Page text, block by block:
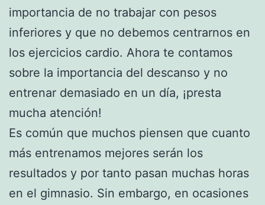
importancia de no trabajar con pesos
inferiores y que no debemos centrarnos en
los ejercicios cardio. Ahora te contamos
sobre la importancia del descanso y no
entrenar demasiado en un día, ¡presta
mucha atención!
Es común que muchos piensen que cuanto
más entrenamos mejores serán los
resultados y por tanto pasan muchas horas
en el gimnasio. Sin embargo, en ocasiones